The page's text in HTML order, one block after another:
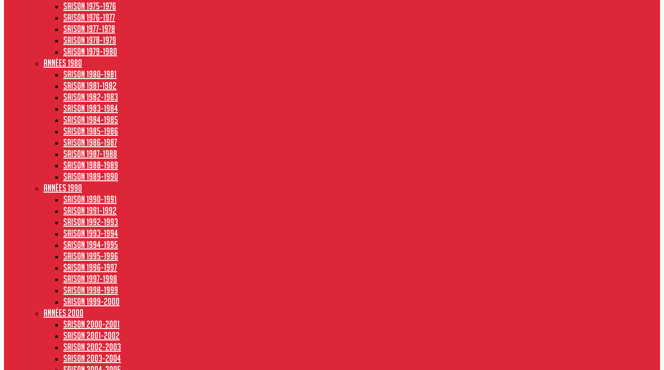
Saison 1975-1976
Saison 1976-1977
Saison 1977-1978
Saison 1978-1979
Saison 1979-1980
Années 1980
Saison 1980-1981
Saison 1981-1982
Saison 1982-1983
Saison 1983-1984
Saison 1984-1985
Saison 1985-1986
Saison 1986-1987
Saison 1987-1988
Saison 1988-1989
Saison 1989-1990
Années 1990
Saison 1990-1991
Saison 1991-1992
Saison 1992-1993
Saison 1993-1994
Saison 1994-1995
Saison 1995-1996
Saison 1996-1997
Saison 1997-1998
Saison 1998-1999
Saison 1999-2000
Années 2000
Saison 2000-2001
Saison 2001-2002
Saison 2002-2003
Saison 2003-2004